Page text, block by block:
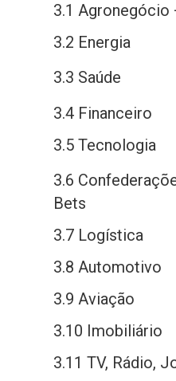
3.1 Agronegócio
3.2 Energia
3.3 Saúde
3.4 Financeiro
3.5 Tecnologia
3.6
Bets
3.7 Logística
3.8 Automotivo
3.9 Aviação
3.10 Imobiliário
3.11 TV, Rádio,